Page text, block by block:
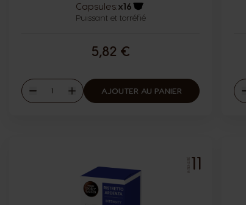
Capsules:x16
Icône capsules
Puissant et torréfié
5,82 €
Diminuer
Quantité
Augmenter
AJOUTER AU PANIER
INTENSITÉ11